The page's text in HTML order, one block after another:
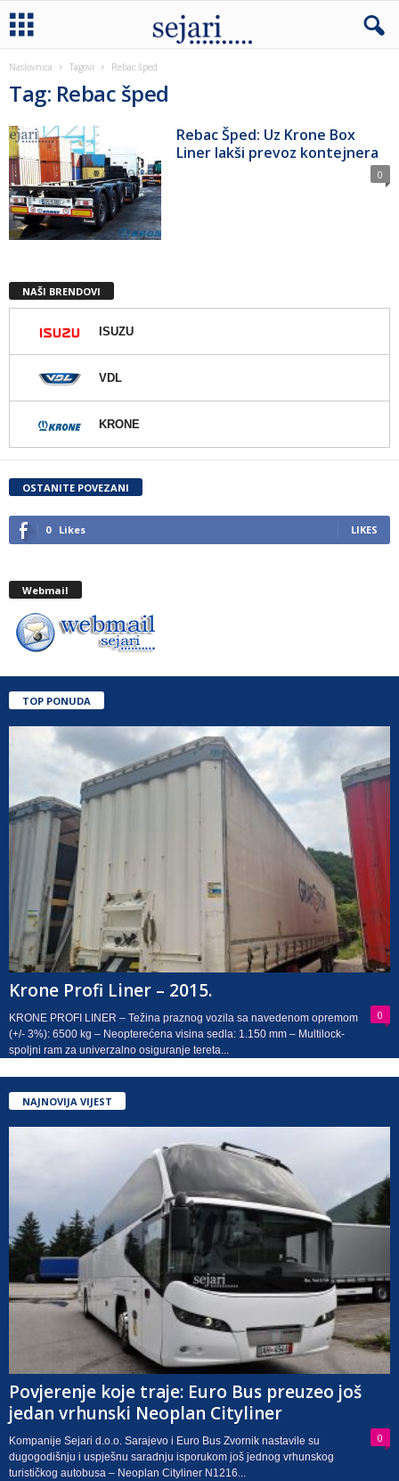
Naslovnica Tagovi Rebac šped
Tag: Rebac šped
Rebac Šped: Uz Krone Box
Liner lakši prevoz kontejnera
0
NAŠI BRENDOVI
ISUZU
VDL
KRONE
OSTANITE POVEZANI
0 Likes LIKES
Webmail
TOP PONUDA
Krone Profi Liner – 2015.
0
KRONE PROFI LINER – Težina praznog vozila sa navedenom opremom
(+/- 3%): 6500 kg – Neopterećena visina sedla: 1.150 mm – Multilock-
spoljni ram za univerzalno osiguranje tereta...
NAJNOVIJA VIJEST
Povjerenje koje traje: Euro Bus preuzeo još
jedan vrhunski Neoplan Cityliner
0
Kompanije Sejari d.o.o. Sarajevo i Euro Bus Zvornik nastavile su
dugogodišnju i uspješnu saradnju isporukom još jednog vrhunskog
turističkog autobusa – Neoplan Cityliner N1216...